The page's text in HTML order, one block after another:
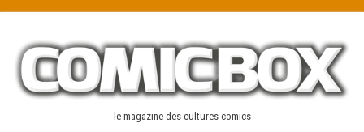
content
le magazine des cultures comics